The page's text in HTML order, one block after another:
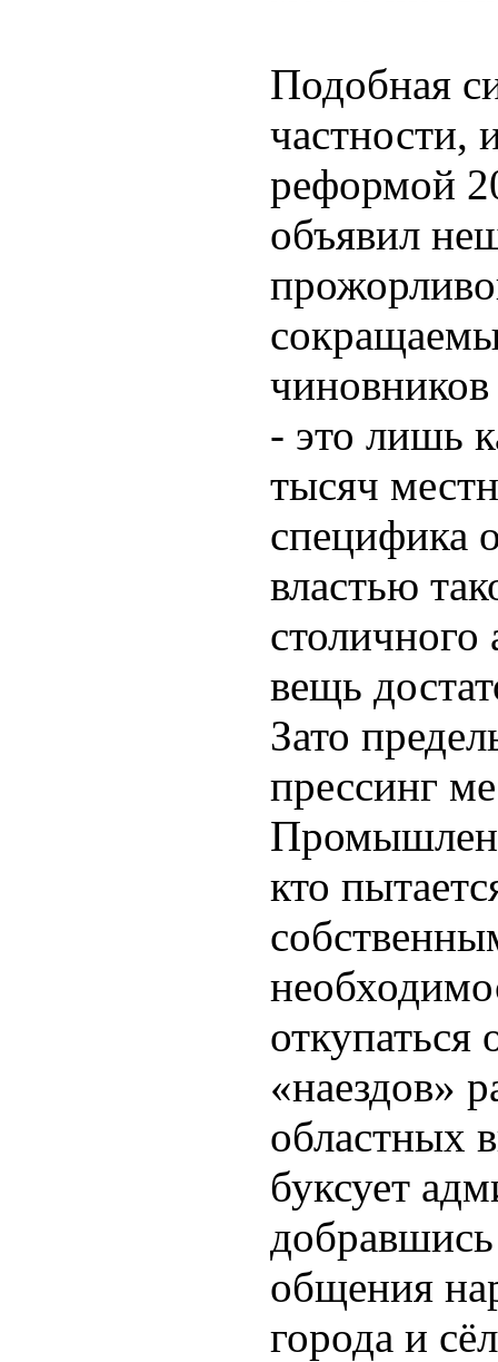
Подобная
частности,
реформой
объявил
- это лишь
тысяч
специфика
властью
столичного
вещь
Зато
прессинг
кто
откупаться
«наездов»
областных
буксует
общения
города и